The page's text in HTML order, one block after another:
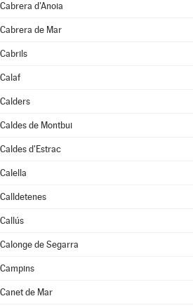
Cabrera d'Anoia
Cabrera de Mar
Cabrils
Calaf
Calders
Caldes de Montbui
Caldes d'Estrac
Calella
Calldetenes
Callús
Calonge de Segarra
Campins
Canet de Mar